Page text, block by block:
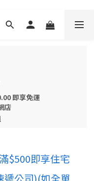
即享免運
店
$500即享住宅